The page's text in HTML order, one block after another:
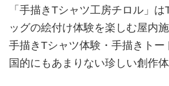
「手描きTシャツ工房チロル」
ッグの絵付け体験を楽しむ屋内施
手描きTシャツ体験・手描きトー
国的にもあまりない珍しい創作体